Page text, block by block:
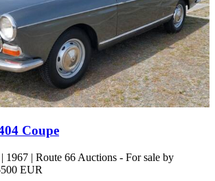
Coupe
1967 | Route 66 Auctions - For sale by
EUR